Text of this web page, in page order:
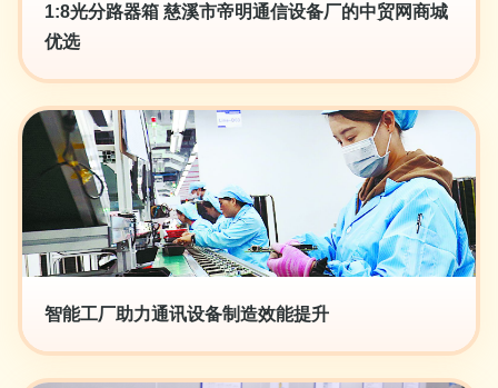
1:8光分路器箱 慈溪市帝明通信设备厂的中贸网商城
优选
智能工厂助力通讯设备制造效能提升